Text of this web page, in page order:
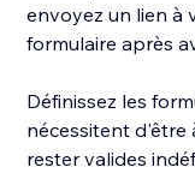
envoyez un lien à
formulaire après
Définissez les
nécessitent d'être
rester valides